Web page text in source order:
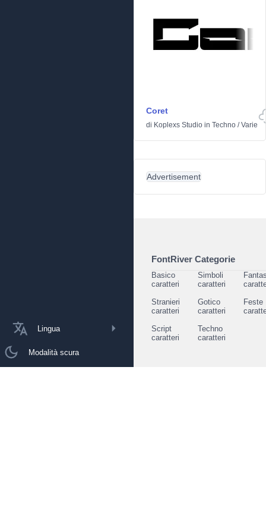
Lingua
Modalità scura
Coret
di Koplexs Studio in Techno /Varie
Advertisement
FontRiver Categorie
Basico
caratteri
Simboli
caratteri
Stranieri
caratteri
Gotico
caratteri
Feste
Script
caratteri
Techno
caratteri